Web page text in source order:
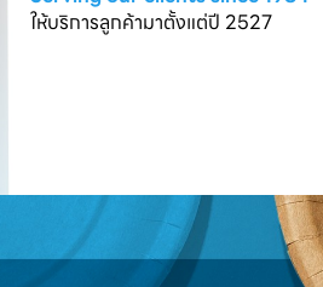
ให้บริการลูกค้ามาตั้งแต่ปี 2527